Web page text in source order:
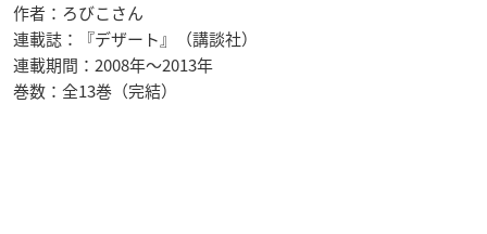
作者：ろびこさん
連載誌：『デザート』（講談社）
連載期間：2008年〜2013年
巻数：全13巻（完結）